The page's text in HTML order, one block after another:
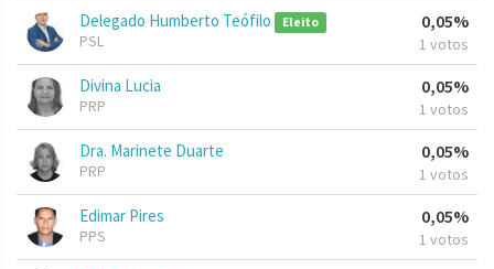
Delegado Humberto Teófilo Eleito
PSL
0,05%
1 votos
Divina Lucia
PRP
0,05%
1 votos
Dra. Marinete Duarte
PRP
0,05%
1 votos
Edimar Pires
PPS
0,05%
1 votos